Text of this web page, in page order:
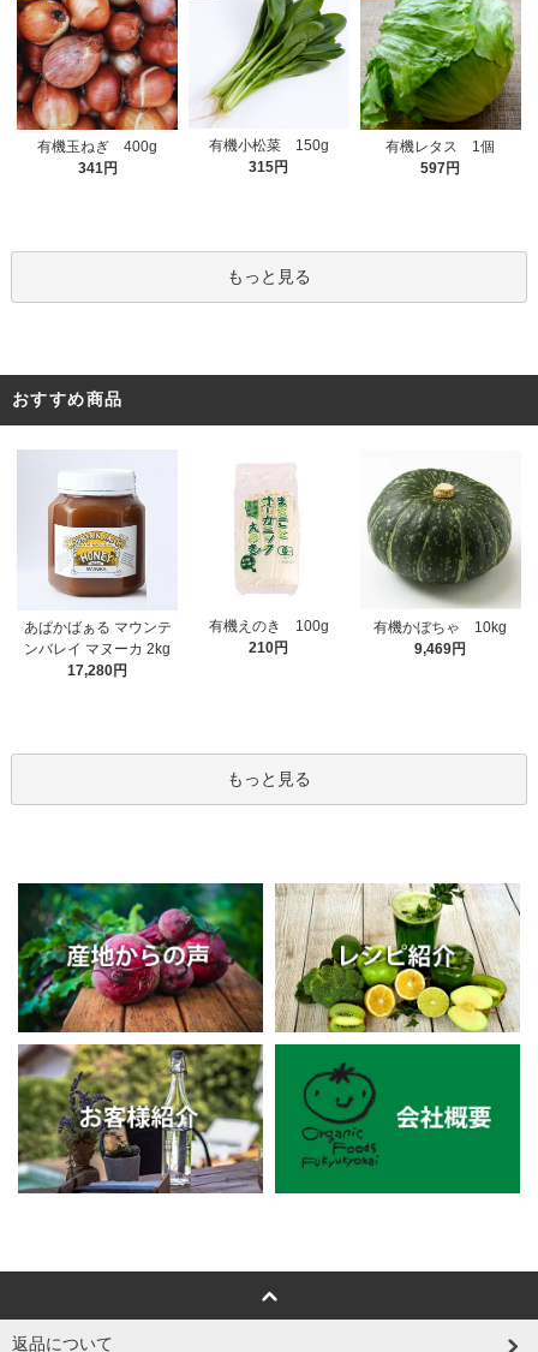
有機玉ねぎ 400g
341円
有機小松菜 150g
315円
有機レタス 1個
597円
もっと見る
おすすめ商品
あぱかばぁる マウンテ
ンバレイ マヌーカ 2kg
17,280円
有機えのき 100g
210円
有機かぼちゃ 10kg
9,469円
もっと見る
返品について